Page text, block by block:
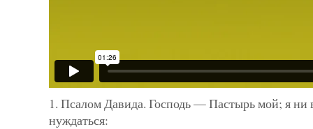
1. Псалом Давида. Господь — Пастырь мой; я ни
нуждаться: